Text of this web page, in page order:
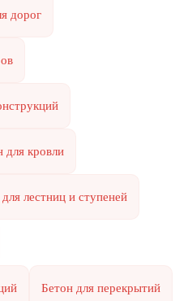
дорог
для кровли
лестниц и ступеней
Бетон для перекрытий